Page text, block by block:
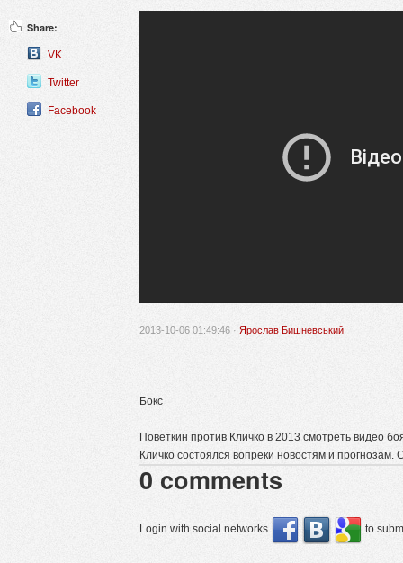
Share:
VK
Twitter
Facebook
2013-10-06 01:49:46 · Ярослав Бишневський
Бокс
Поветкин против Кличко в 2013 смотреть видео
Кличко состоялся вопреки новостям и
0 comments
Login with social networks to